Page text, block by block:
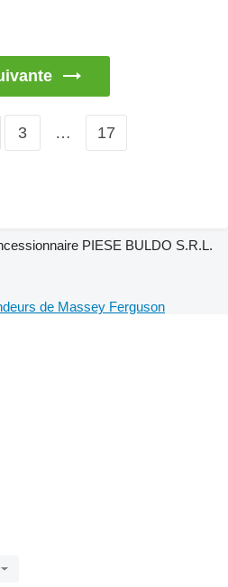
3 … 17
PIESE BULDO S.R.L.
de Massey Ferguson